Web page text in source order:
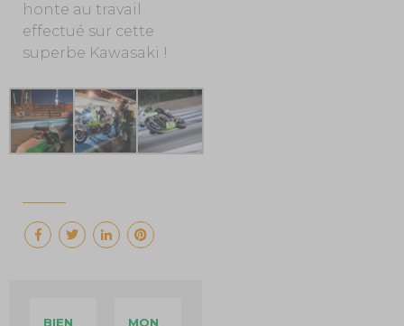
honte au travail
effectué sur cette
superbe Kawasaki !
BIEN
MON